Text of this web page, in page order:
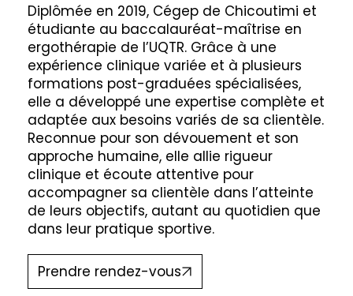
Diplômée en 2019, Cégep de Chicoutimi et
étudiante au baccalauréat-maîtrise en
ergothérapie de l’UQTR. Grâce à une
expérience clinique variée et à plusieurs
formations post-graduées spécialisées,
elle a développé une expertise complète et
adaptée aux besoins variés de sa clientèle.
Reconnue pour son dévouement et son
approche humaine, elle allie rigueur
clinique et écoute attentive pour
accompagner sa clientèle dans l’atteinte
de leurs objectifs, autant au quotidien que
dans leur pratique sportive.
Prendre rendez-vous